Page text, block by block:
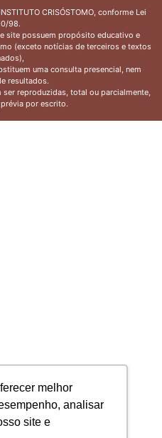
melhor
analisar
site e
CRISÓSTOMO, conforme Lei
98.
site possuem propósito educativo e
(exceto notícias de terceiros e textos
uma consulta presencial, nem
resultados.
reproduzidas, total ou parcialmente,
por escrito.